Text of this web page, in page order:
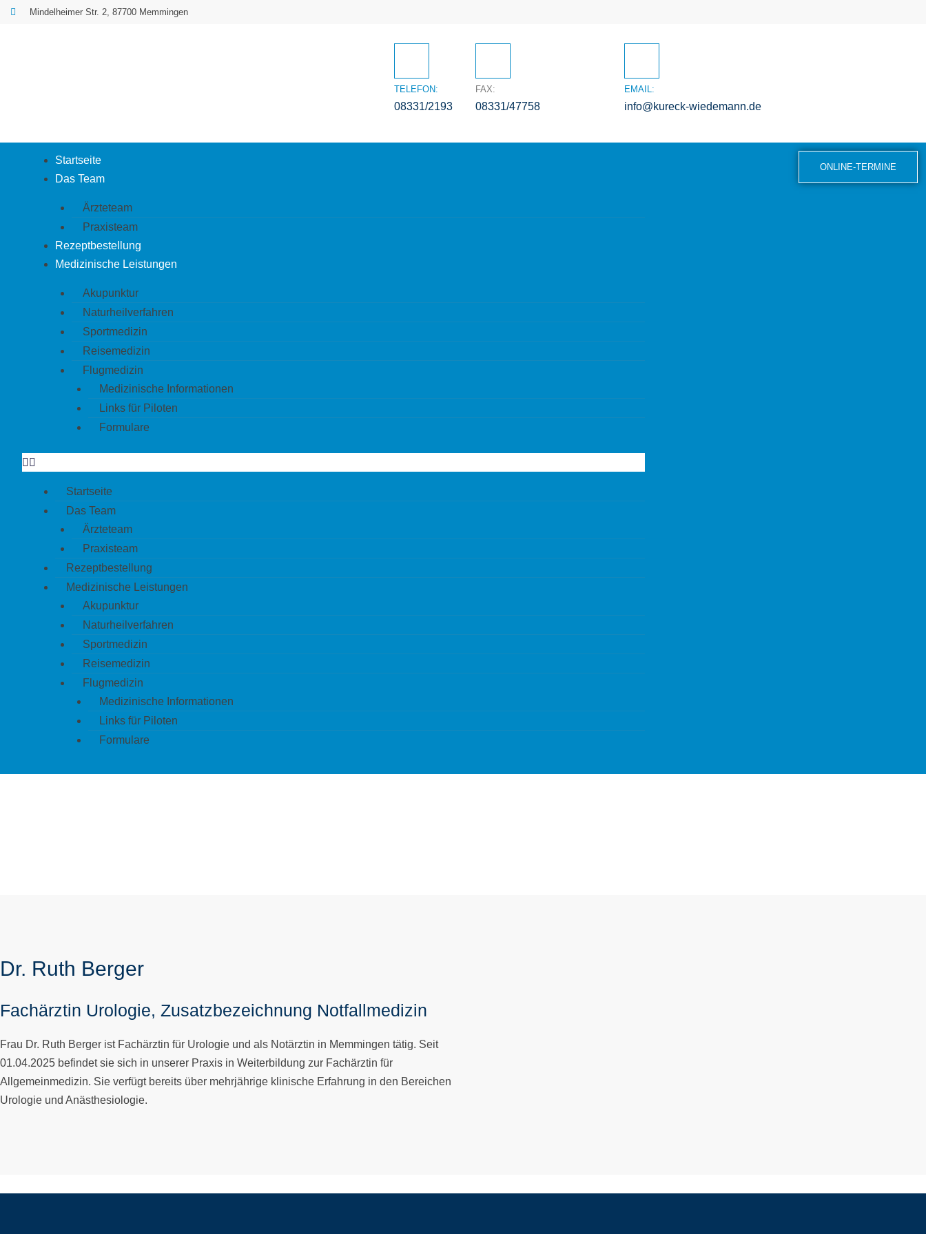
Zum
Mindelheimer Str. 2, 87700 Memmingen
TELEFON:
08331/2193
FAX:
08331/47758
EMAIL:
info@kureck-wiedemann.de
Startseite
Das Team
Ärzteteam
Praxisteam
Rezeptbestellung
Medizinische Leistungen
Akupunktur
Naturheilverfahren
Sportmedizin
Reisemedizin
Flugmedizin
Medizinische Informationen
Links für Piloten
Formulare
Startseite
Das Team
Ärzteteam
Praxisteam
Rezeptbestellung
Medizinische Leistungen
Akupunktur
Naturheilverfahren
Sportmedizin
Reisemedizin
Flugmedizin
Medizinische Informationen
Links für Piloten
Formulare
ONLINE-TERMINE
Dr. Ruth Berger
Fachärztin Urologie, Zusatzbezeichnung Notfallmedizin
Frau Dr. Ruth Berger ist Fachärztin für Urologie und als Notärztin in Memmingen tätig. Seit
01.04.2025 befindet sie sich in unserer Praxis in Weiterbildung zur Fachärztin für
Allgemeinmedizin. Sie verfügt bereits über mehrjährige klinische Erfahrung in den Bereichen
Urologie und Anästhesiologie.